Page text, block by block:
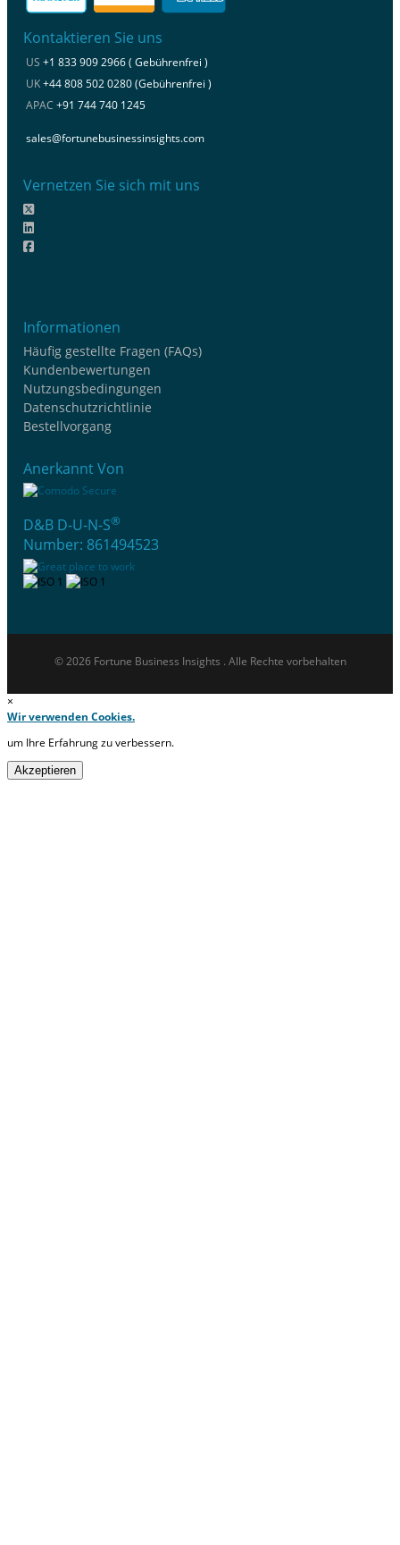
Kontaktieren Sie uns
US +1 833 909 2966 ( Gebührenfrei )
UK+44 808 502 0280 (Gebührenfrei )
APAC +91 744 740 1245
sales@fortunebusinessinsights.com
Vernetzen Sie sich mit uns
Informationen
Häufig gestellte Fragen (FAQs)
Kundenbewertungen
Nutzungsbedingungen
Datenschutzrichtlinie
Bestellvorgang
Anerkannt Von
D&B D-U-N-S®
Number: 861494523
© 2026 Fortune Business Insights . Alle Rechte vorbehalten
×
Wir verwenden Cookies.
um Ihre Erfahrung zu verbessern.
Akzeptieren